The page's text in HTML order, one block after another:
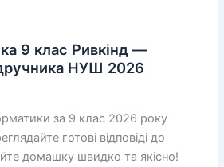
9 клас Ривкінд —
НУШ 2026
за 9 клас 2026 року
готові відповіді до
домашку швидко та якісно!